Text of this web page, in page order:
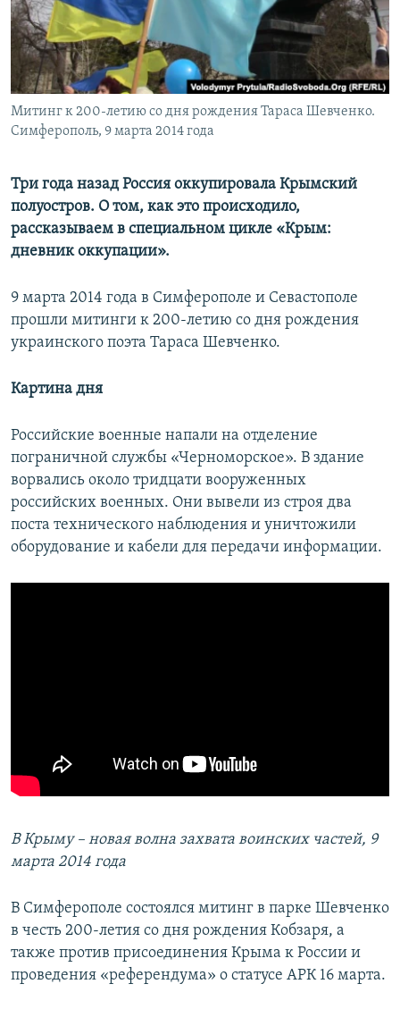
ПОБЕДИТЕЛЕЙ НЕ СУДЯТ?
КРЫМ.НЕПОКОРЕННЫЙ
ELIFBE
УКРАИНСКАЯ ПРОБЛЕМА КРЫМА
ПРИСОЕДИНЯЙТЕСЬ!
Все сайты RFE/RL
Митинг к 200-летию со дня рождения Тараса Шевченко.
Симферополь, 9 марта 2014 года
Три года назад Россия оккупировала Крымский
полуостров. О том, как это происходило,
рассказываем в специальном цикле «Крым:
дневник оккупации».
9 марта 2014 года в Симферополе и Севастополе
прошли митинги к 200-летию со дня рождения
украинского поэта Тараса Шевченко.
Картина дня
Российские военные напали на отделение
пограничной службы «Черноморское». В здание
ворвались около тридцати вооруженных
российских военных. Они вывели из строя два
поста технического наблюдения и уничтожили
оборудование и кабели для передачи информации.
В Крыму – новая волна захвата воинских частей, 9
марта 2014 года
В Симферополе состоялся митинг в парке Шевченко
в честь 200-летия со дня рождения Кобзаря, а
также против присоединения Крыма к России и
проведения «референдума» о статусе АРК 16 марта.